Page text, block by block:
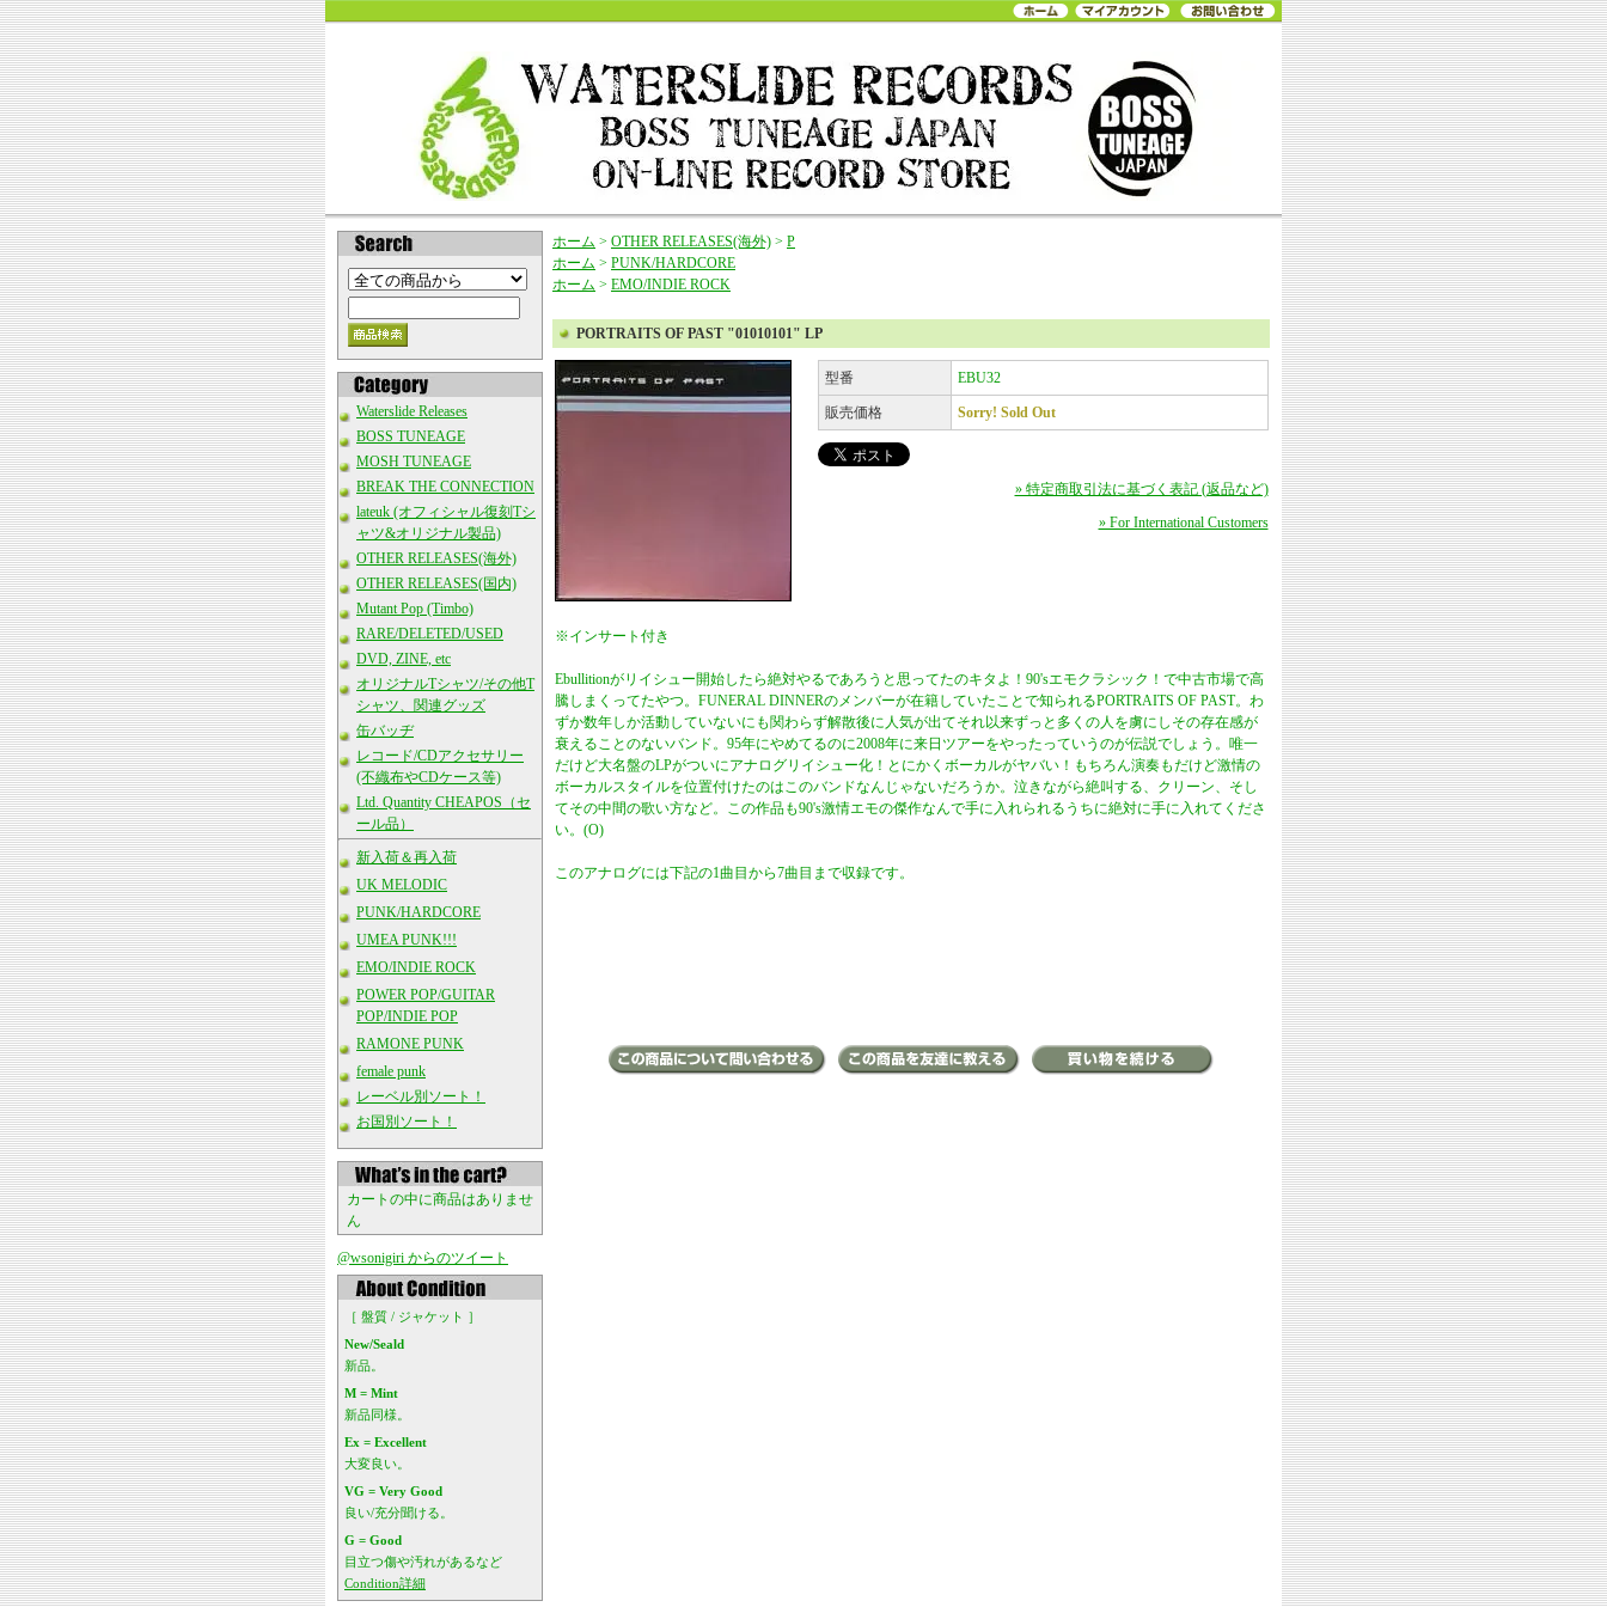
Waterslide Releases
BOSS TUNEAGE
MOSH TUNEAGE
BREAK THE CONNECTION
lateuk (オフィシャル復刻Tシ
ャツ&オリジナル製品)
OTHER RELEASES(海外)
OTHER RELEASES(国内)
Mutant Pop (Timbo)
RARE/DELETED/USED
DVD, ZINE, etc
オリジナルTシャツ/その他T
シャツ、関連グッズ
缶バッヂ
レコード/CDアクセサリー
(不織布やCDケース等)
Ltd. Quantity CHEAPOS（セ
ール品）
新入荷＆再入荷
UK MELODIC
PUNK/HARDCORE
UMEA PUNK!!!
EMO/INDIE ROCK
POWER POP/GUITAR
POP/INDIE POP
RAMONE PUNK
female punk
レーベル別ソート！
お国別ソート！
カートの中に商品はありませ
ん
@wsonigiri からのツイート
［ 盤質 / ジャケット ］
New/Seald
新品。
M = Mint
新品同様。
Ex = Excellent
大変良い。
VG = Very Good
良い/充分聞ける。
G = Good
目立つ傷や汚れがあるなど
Condition詳細
ホーム > OTHER RELEASES(海外) > P
ホーム > PUNK/HARDCORE
ホーム > EMO/INDIE ROCK
PORTRAITS OF PAST "01010101" LP
型番 EBU32
販売価格 Sorry! Sold Out
» 特定商取引法に基づく表記 (返品など)
» For International Customers
※インサート付き
Ebullitionがリイシュー開始したら絶対やるであろうと思ってたのキタよ！90'sエモクラシック！で中古市場で高
騰しまくってたやつ。FUNERAL DINNERのメンバーが在籍していたことで知られるPORTRAITS OF PAST。わ
ずか数年しか活動していないにも関わらず解散後に人気が出てそれ以来ずっと多くの人を虜にしその存在感が
衰えることのないバンド。95年にやめてるのに2008年に来日ツアーをやったっていうのが伝説でしょう。唯一
だけど大名盤のLPがついにアナログリイシュー化！とにかくボーカルがヤバい！もちろん演奏もだけど激情の
ボーカルスタイルを位置付けたのはこのバンドなんじゃないだろうか。泣きながら絶叫する、クリーン、そし
てその中間の歌い方など。この作品も90's激情エモの傑作なんで手に入れられるうちに絶対に手に入れてくださ
い。(O)
このアナログには下記の1曲目から7曲目まで収録です。